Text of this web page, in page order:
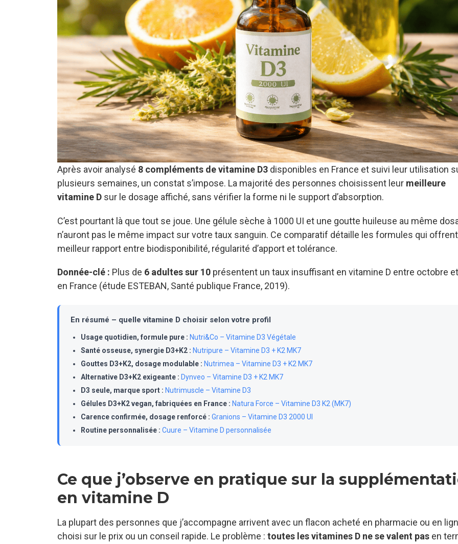
Après avoir analysé 8 compléments de vitamine D3 disponibles en France et suivi leur utilisation
plusieurs semaines, un constat s’impose. La majorité des personnes choisissent leur meilleure
vitamine D sur le dosage affiché, sans vérifier la forme ni le support d’absorption.
C’est pourtant là que tout se joue. Une gélule sèche à 1000 UI et une goutte huileuse au même
n’auront pas le même impact sur votre taux sanguin. Ce comparatif détaille les formules qui
meilleur rapport entre biodisponibilité, régularité d’apport et tolérance.
Donnée-clé : Plus de 6 adultes sur 10 présentent un taux insuffisant en vitamine D entre octobre
en France (étude ESTEBAN, Santé publique France, 2019).
En résumé – quelle vitamine D choisir selon votre profil
Usage quotidien, formule pure : Nutri&Co – Vitamine D3 Végétale
Santé osseuse, synergie D3+K2 : Nutripure – Vitamine D3 + K2 MK7
Gouttes D3+K2, dosage modulable : Nutrimea – Vitamine D3 + K2 MK7
Alternative D3+K2 exigeante : Dynveo – Vitamine D3 + K2 MK7
D3 seule, marque sport : Nutrimuscle – Vitamine D3
Gélules D3+K2 vegan, fabriquées en France : Natura Force – Vitamine D3 K2 (MK7)
Carence confirmée, dosage renforcé : Granions – Vitamine D3 2000 UI
Routine personnalisée : Cuure – Vitamine D personnalisée
Ce que j’observe en pratique sur la
en vitamine D
La plupart des personnes que j’accompagne arrivent avec un flacon acheté en pharmacie ou en
choisi sur le prix ou un conseil rapide. Le problème : toutes les vitamines D ne se valent pas en